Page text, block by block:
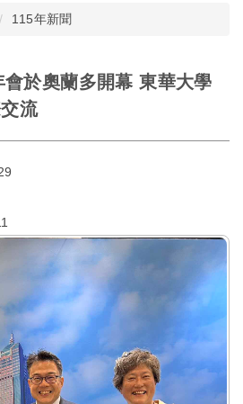
115年新聞
於奧蘭多開幕 東華大學
流